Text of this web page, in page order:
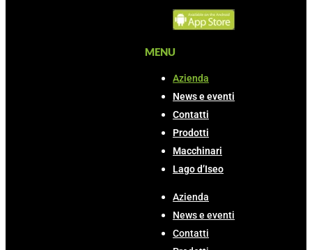
MENU
Azienda
News e eventi
Contatti
Prodotti
Macchinari
Lago d’Iseo
Azienda
News e eventi
Contatti